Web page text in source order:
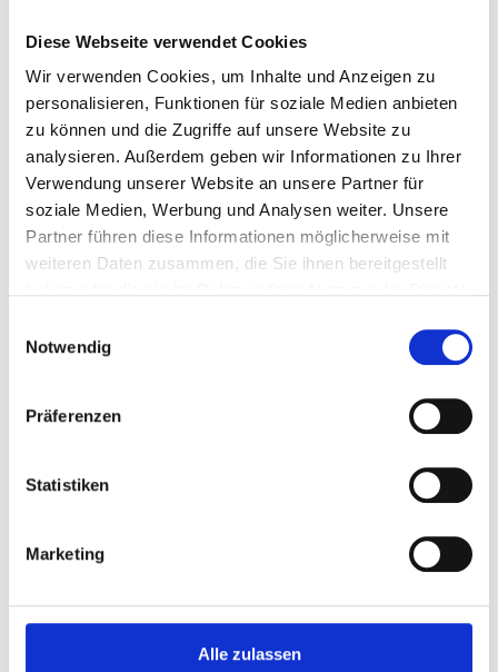
Diese Webseite verwendet Cookies
Wir verwenden Cookies, um Inhalte und Anzeigen zu
personalisieren, Funktionen für soziale Medien anbieten
zu können und die Zugriffe auf unsere Website zu
analysieren. Außerdem geben wir Informationen zu Ihrer
Verwendung unserer Website an unsere Partner für
soziale Medien, Werbung und Analysen weiter. Unsere
Partner führen diese Informationen möglicherweise mit
weiteren Daten zusammen, die Sie ihnen bereitgestellt
Notwendig
Präferenzen
Statistiken
Marketing
Alle zulassen
Fahrzeugdaten
Motor
Diesel
Leistung
204 PS (150 kW)
Getriebe
Automatik
Farbe
Farbe wählbar
4/5
Das Fahrzeug ist frei konfigurierbar. Die
Serienausstattung können Sie unter dem Button
Einmalige Auslieferungskosten:
Bruttolistenpreis:
59.627 EUR
Kosten für Mehr-km:
9,6 cent/km